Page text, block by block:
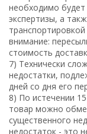
необходимо
экспертизы, а
внимание:
стоимость
7) Технически
недостатки,
дней со дня его
8) По истечении
товар можно
существенного
недостаток - это